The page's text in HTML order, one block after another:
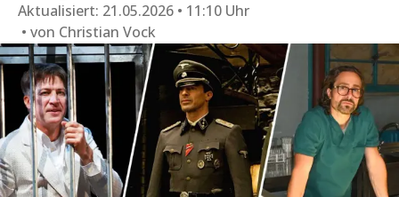
Aktualisiert: 21.05.2026 • 11:10 Uhr
von Christian Vock